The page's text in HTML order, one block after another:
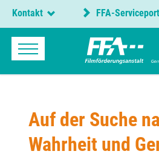
Kontakt FFA-
Auf der Suche
Wahrheit und